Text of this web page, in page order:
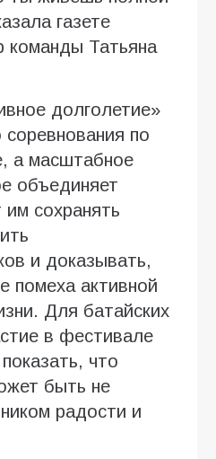
газете
команды Татьяна
долголетие»
по
а масштабное
объединяет
сохранять
и доказывать,
помеха активной
Для батайских
в фестивале
что
быть не
радости и